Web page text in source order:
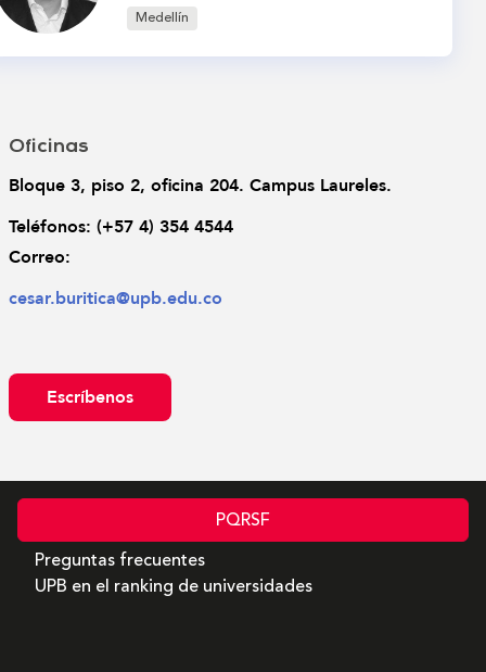
Medellín
Oficinas
Bloque 3, piso 2, oficina 204. Campus Laureles.
Teléfonos: (+57 4) 354 4544
Correo:
cesar.buritica@upb.edu.co
Escríbenos
PQRSF
Preguntas frecuentes
UPB en el ranking de universidades